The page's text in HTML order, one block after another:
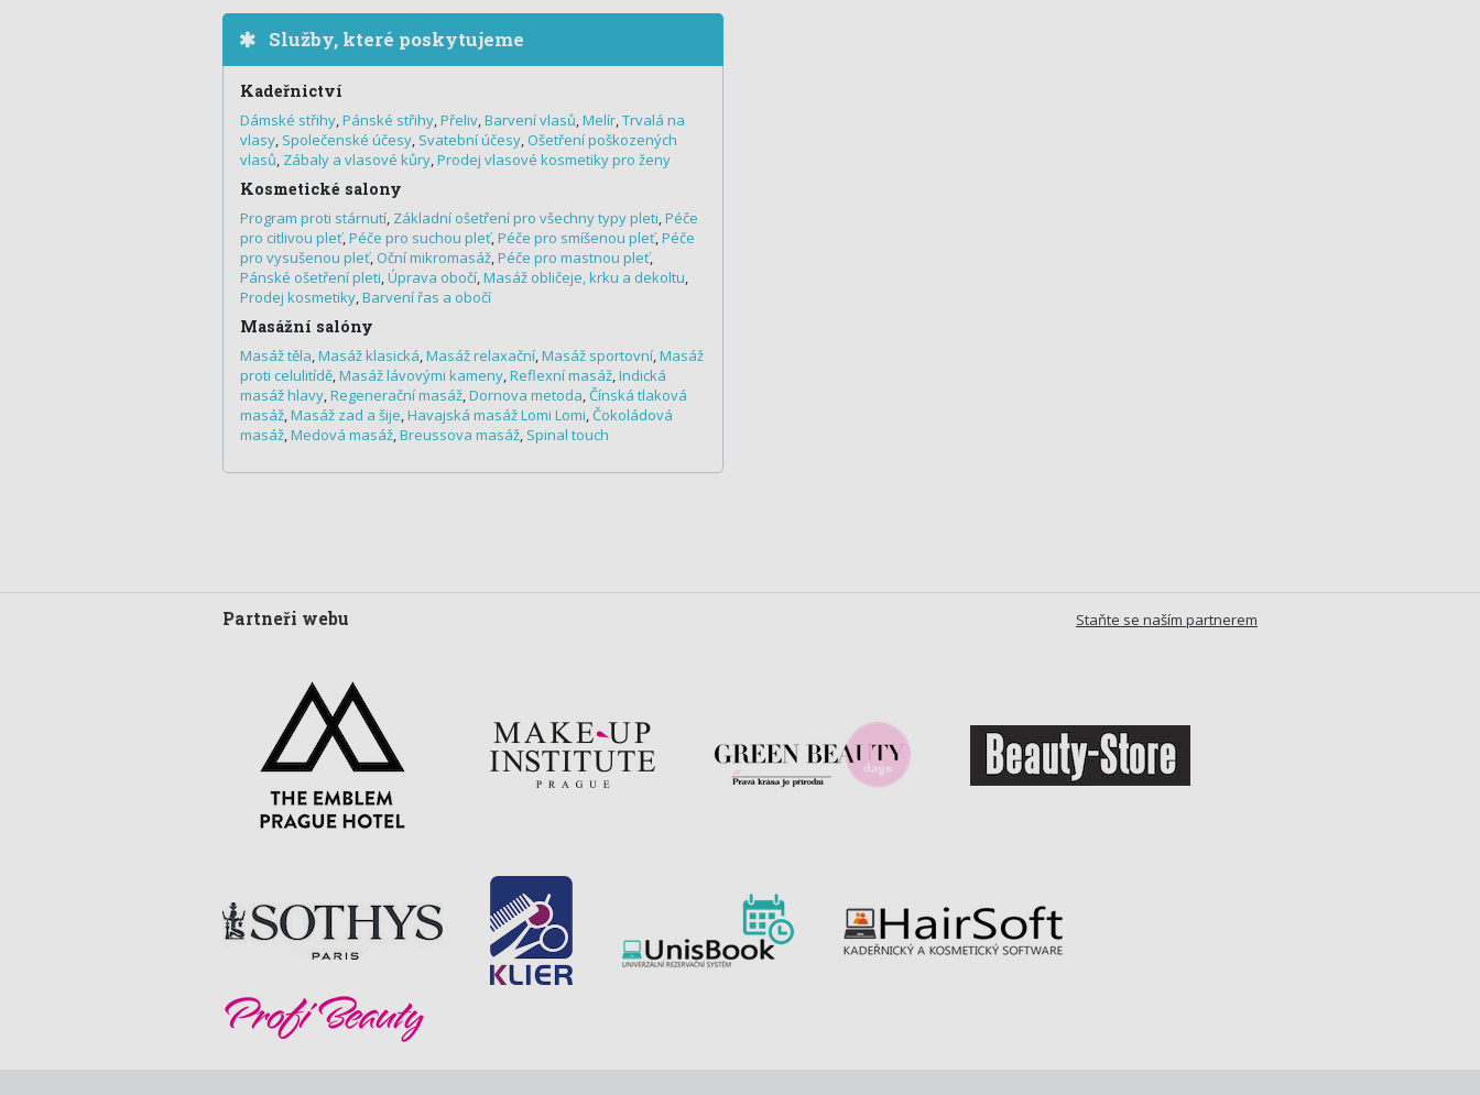
Služby, které poskytujeme
Kadeřnictví
Dámské střihy,Pánské střihy,Přeliv,Barvení vlasů,Melír,Trvalá na
vlasy, Společenské účesy, Svatební účesy, Ošetření poškozených
vlasů, Zábaly a vlasové kůry,Prodej vlasové kosmetiky pro ženy
Kosmetické salony
Program proti stárnutí, Základní ošetření pro všechny typy pleti,Péče
pro citlivou pleť,Péče pro suchou pleť,Péče pro smíšenou pleť,Péče
pro vysušenou pleť, Oční mikromasáž,Péče pro mastnou pleť,
Pánské ošetření pleti,Úprava obočí,Masáž obličeje, krku a dekoltu,
Prodej kosmetiky,Barvení řas a obočí
Masážní salóny
Masáž těla,Masáž klasická,Masáž relaxační,Masáž sportovní,Masáž
proti celulitídě,Masáž lávovými kameny,Reflexní masáž,Indická
masáž hlavy,Regenerační masáž,Dornova metoda,Čínská tlaková
masáž,Masáž zad a šije,Havajská masáž Lomi Lomi,Čokoládová
masáž,Medová masáž,Breussova masáž, Spinal touch
Staňte se naším partnerem
Partneři webu